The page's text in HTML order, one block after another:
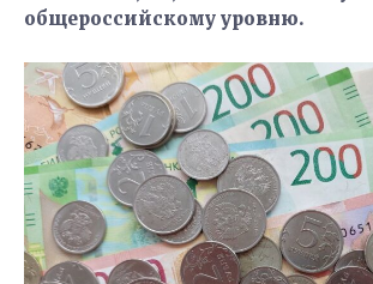
общероссийскому уровню.